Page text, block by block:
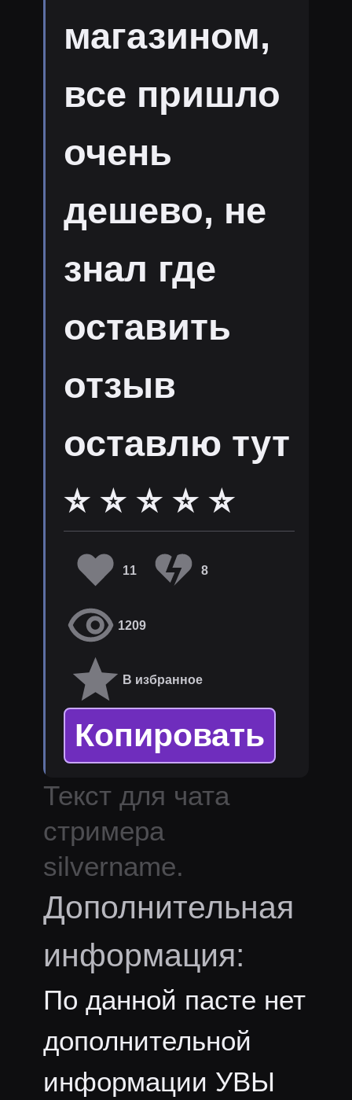
магазином,
все пришло
очень
дешево, не
знал где
оставить
отзыв
оставлю тут
⭐ ⭐ ⭐ ⭐ ⭐
11 8
1209
В избранное
Копировать
Текст для чата
стримера
silvername.
Дополнительная
информация:
По данной пасте нет
дополнительной
информации УВЫ